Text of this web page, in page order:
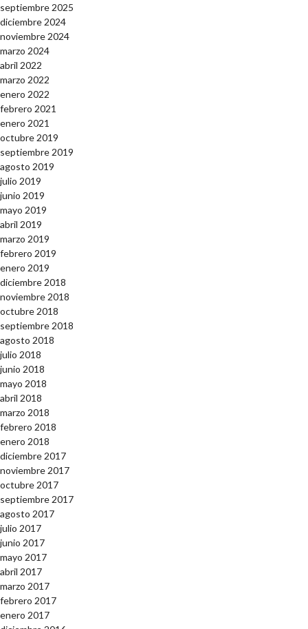
septiembre 2025
diciembre 2024
noviembre 2024
marzo 2024
abril 2022
marzo 2022
enero 2022
febrero 2021
enero 2021
octubre 2019
septiembre 2019
agosto 2019
julio 2019
junio 2019
mayo 2019
abril 2019
marzo 2019
febrero 2019
enero 2019
diciembre 2018
noviembre 2018
octubre 2018
septiembre 2018
agosto 2018
julio 2018
junio 2018
mayo 2018
abril 2018
marzo 2018
febrero 2018
enero 2018
diciembre 2017
noviembre 2017
octubre 2017
septiembre 2017
agosto 2017
julio 2017
junio 2017
mayo 2017
abril 2017
marzo 2017
febrero 2017
enero 2017